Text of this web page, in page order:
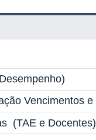
Vencimentos
(TAE e Docentes)